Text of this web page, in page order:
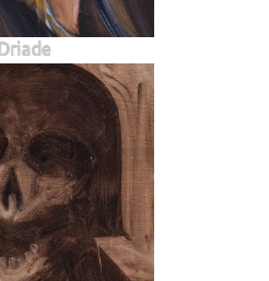
Driade